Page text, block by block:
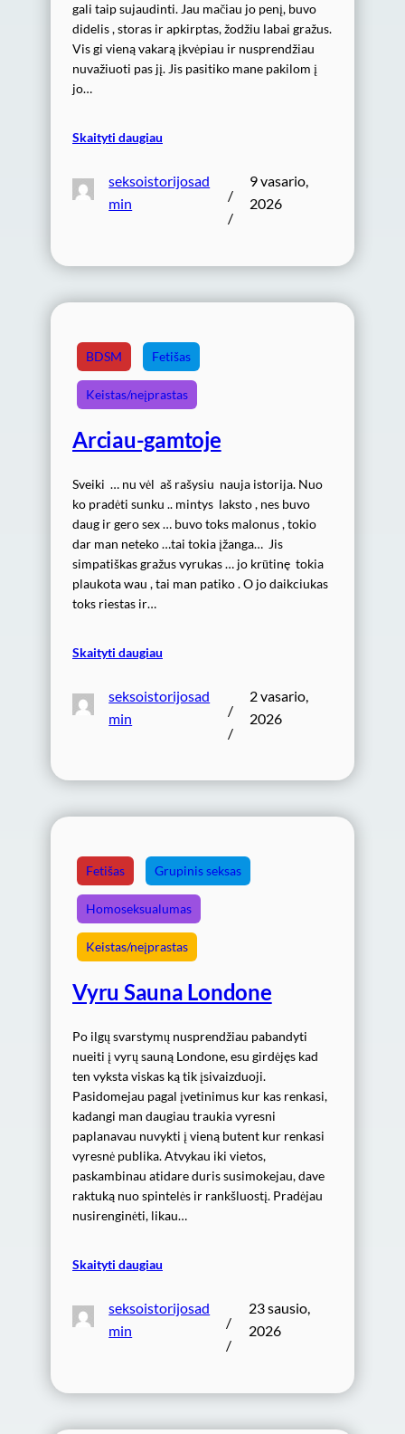
gali taip sujaudinti. Jau mačiau jo penį, buvo
didelis , storas ir apkirptas, žodžiu labai gražus.
Vis gi vieną vakarą įkvėpiau ir nusprendžiau
nuvažiuoti pas jį. Jis pasitiko mane pakilom į
jo…
Skaityti daugiau
seksoistorijosad
min
/
/
9 vasario,
2026
BDSM Fetišas
Keistas/neįprastas
Arciau-gamtoje
Sveiki … nu vėl aš rašysiu nauja istorija. Nuo
ko pradėti sunku .. mintys laksto , nes buvo
daug ir gero sex … buvo toks malonus , tokio
dar man neteko …tai tokia įžanga… Jis
simpatiškas gražus vyrukas … jo krūtinę tokia
plaukota wau , tai man patiko . O jo daikciukas
toks riestas ir…
Skaityti daugiau
seksoistorijosad
min
/
/
2 vasario,
2026
Fetišas Grupinis seksas
Homoseksualumas
Keistas/neįprastas
Vyru Sauna Londone
Po ilgų svarstymų nusprendžiau pabandyti
nueiti į vyrų sauną Londone, esu girdėjęs kad
ten vyksta viskas ką tik įsivaizduoji.
Pasidomejau pagal įvetinimus kur kas renkasi,
kadangi man daugiau traukia vyresni
paplanavau nuvykti į vieną butent kur renkasi
vyresnė publika. Atvykau iki vietos,
paskambinau atidare duris susimokejau, dave
raktuką nuo spintelės ir rankšluostį. Pradėjau
nusirenginėti, likau…
Skaityti daugiau
seksoistorijosad
min
/
/
23 sausio,
2026